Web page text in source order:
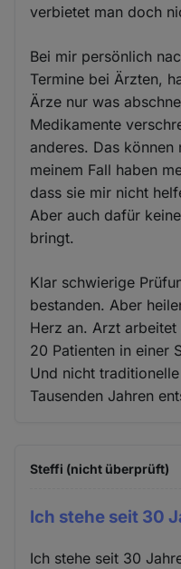
verbietet man doch
Bei mir persönlich
Termine bei Ärzten,
Ärze nur was
Medikamente
anderes. Das
meinem Fall haben
dass sie mir nicht
Aber auch dafür
bringt.
Klar schwierige
bestanden. Aber
Herz an. Arzt arbeitet
20 Patienten in einer
Und nicht
Tausenden Jahren
Steffi (nicht überprüft)
Ich stehe seit 30
Ich stehe seit 30